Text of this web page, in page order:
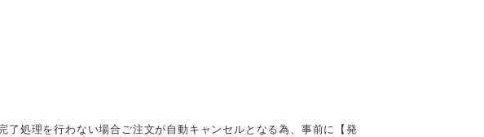
処理を行わない場合ご注文が自動キャンセルとなる為、事前に【発